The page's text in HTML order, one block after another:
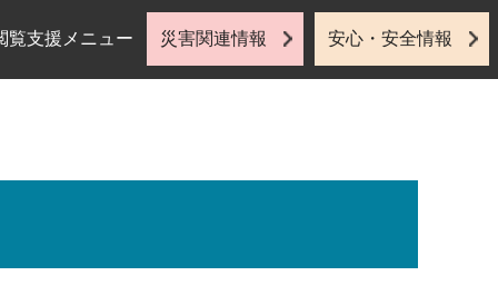
覧支援メニュー 災害関連情報 安心・安全情報